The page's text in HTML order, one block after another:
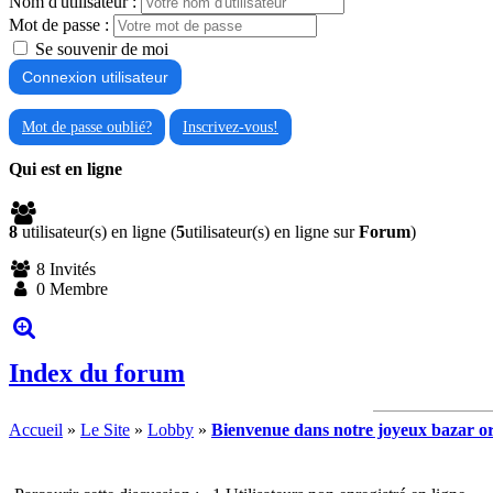
Mot de passe :
Se souvenir de moi
Mot de passe oublié? Inscrivez-vous!
Qui est en ligne
8 utilisateur(s) en ligne (5utilisateur(s) en ligne surForum)
8 Invités
0 Membre
Index du forum
Accueil » Le Site » Lobby » Bienvenue dans notre joyeux bazar